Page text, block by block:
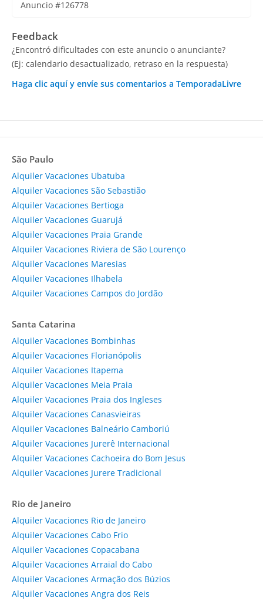
Anuncio #126778
Feedback
¿Encontró dificultades con este anuncio o anunciante?
(Ej: calendario desactualizado, retraso en la respuesta)
Haga clic aquí y envíe sus comentarios a TemporadaLivre
São Paulo
Alquiler Vacaciones Ubatuba
Alquiler Vacaciones São Sebastião
Alquiler Vacaciones Bertioga
Alquiler Vacaciones Guarujá
Alquiler Vacaciones Praia Grande
Alquiler Vacaciones Riviera de São Lourenço
Alquiler Vacaciones Maresias
Alquiler Vacaciones Ilhabela
Alquiler Vacaciones Campos do Jordão
Santa Catarina
Alquiler Vacaciones Bombinhas
Alquiler Vacaciones Florianópolis
Alquiler Vacaciones Itapema
Alquiler Vacaciones Meia Praia
Alquiler Vacaciones Praia dos Ingleses
Alquiler Vacaciones Canasvieiras
Alquiler Vacaciones Balneário Camboriú
Alquiler Vacaciones Jurerê Internacional
Alquiler Vacaciones Cachoeira do Bom Jesus
Alquiler Vacaciones Jurere Tradicional
Rio de Janeiro
Alquiler Vacaciones Rio de Janeiro
Alquiler Vacaciones Cabo Frio
Alquiler Vacaciones Copacabana
Alquiler Vacaciones Arraial do Cabo
Alquiler Vacaciones Armação dos Búzios
Alquiler Vacaciones Angra dos Reis